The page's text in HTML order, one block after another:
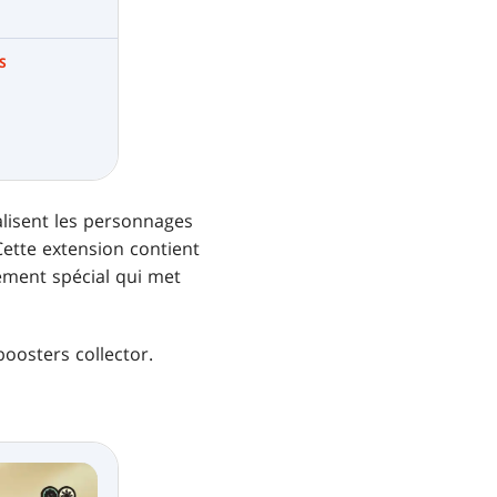
les personnages
extension contient
spécial qui met
collector.